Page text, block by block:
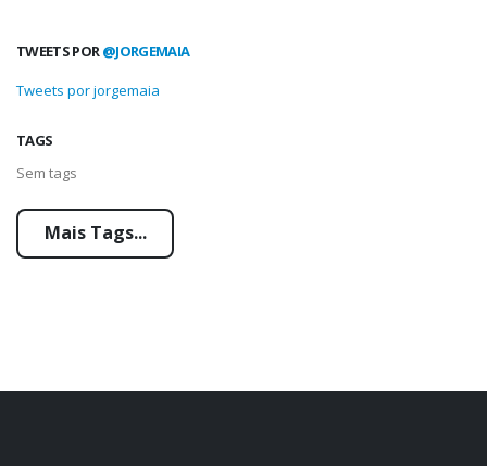
TWEETS POR@JORGEMAIA
Tweets por jorgemaia
TAGS
Sem tags
Mais Tags...